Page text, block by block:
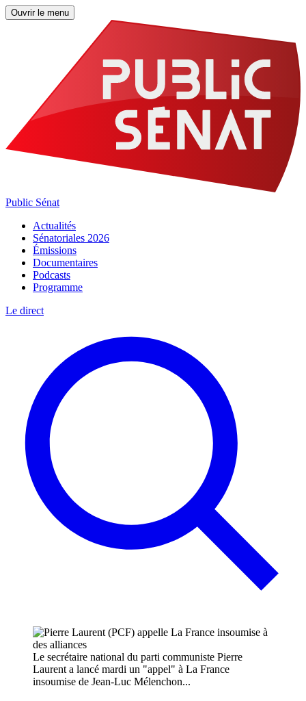
Ouvrir le menu
Public Sénat
Actualités
Sénatoriales 2026
Émissions
Documentaires
Podcasts
Programme
Le direct
Le secrétaire national du parti communiste Pierre
Laurent a lancé mardi un "appel" à La France
insoumise de Jean-Luc Mélenchon...